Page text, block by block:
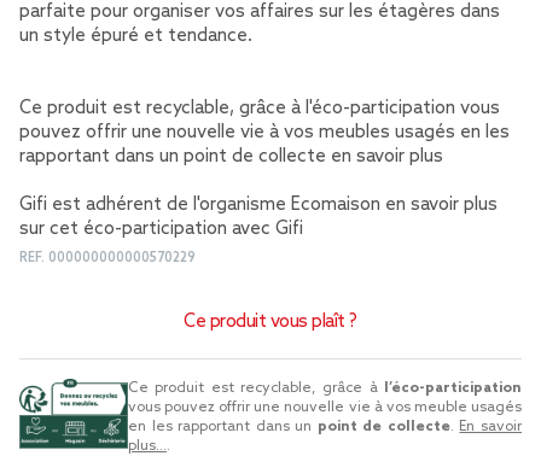
parfaite pour organiser vos affaires sur les étagères dans
un style épuré et tendance.
Ce produit est recyclable, grâce à l'éco-participation vous
pouvez offrir une nouvelle vie à vos meubles usagés en les
rapportant dans un point de collecte en savoir plus
Gifi est adhérent de l'organisme Ecomaison en savoir plus
sur cet éco-participation avec Gifi
REF. 000000000000570229
Ce produit vous plaît ?
Ce produit est recyclable, grâce à
l’éco-participation
vous pouvez offrir une nouvelle vie à vos meuble usagés
en les rapportant dans un point de collecte. En savoir
plus....